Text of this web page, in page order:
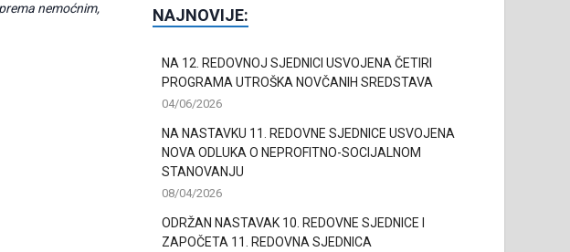
nemoćnim,
NAJNOVIJE:
NA 12. REDOVNOJ SJEDNICI USVOJENA ČETIRI
PROGRAMA UTROŠKA NOVČANIH SREDSTAVA
04/06/2026
NA NASTAVKU 11. REDOVNE SJEDNICE USVOJENA
NOVA ODLUKA O NEPROFITNO-SOCIJALNOM
STANOVANJU
08/04/2026
ODRŽAN NASTAVAK 10. REDOVNE SJEDNICE I
ZAPOČETA 11. REDOVNA SJEDNICA